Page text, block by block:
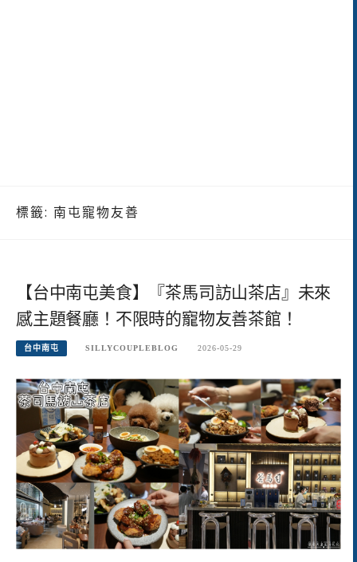
標籤: 南屯寵物友善
【台中南屯美食】『茶馬司訪山茶店』未來
感主題餐廳！不限時的寵物友善茶館！
台中南屯 SILLYCOUPLEBLOG 2026-05-29